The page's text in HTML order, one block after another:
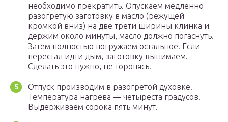
необходимо прекратить. Опускаем медленно
разогретую заготовку в масло (режущей
кромкой вниз) на две трети ширины клинка и
держим около минуты, масло должно погаснуть.
Затем полностью погружаем остальное. Если
перестал идти дым, заготовку вынимаем.
Сделать это нужно, не торопясь.
Отпуск производим в разогретой духовке.
Температура нагрева — четыреста градусов.
Выдерживаем сорока пять минут.